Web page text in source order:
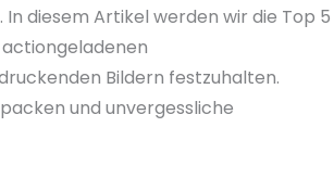
diesem Artikel werden wir die Top 5
Bildern festzuhalten.
und unvergessliche